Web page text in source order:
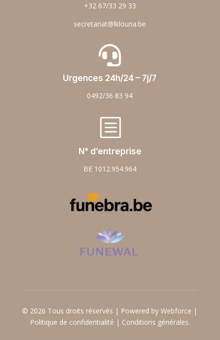
+32 67/33 29 33
secretariat@lklouna.be

Urgences 24h/24 – 7j/7
0492/36 83 94
b
N° d’entreprise
BE 1012.954.964
© 2026 Tous droits réservés | Powered by Webforce |
Politique de confidentialité | Conditions générales.